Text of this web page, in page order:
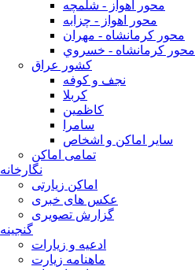
محور اهواز - شلمچه
محور اهواز - چزابه
محور كرمانشاه - مهران
محور كرمانشاه - خسروي
كشور عراق
نجف و كوفه
كربلا
كاظمين
سامرا
ساير اماكن و اشخاص
تمامی اماکن
نگارخانه
اماکن زیارتی
عکس های خبری
گزارش تصویری
گنجینه
ادعیه و زیارات
ماهنامه زیارت